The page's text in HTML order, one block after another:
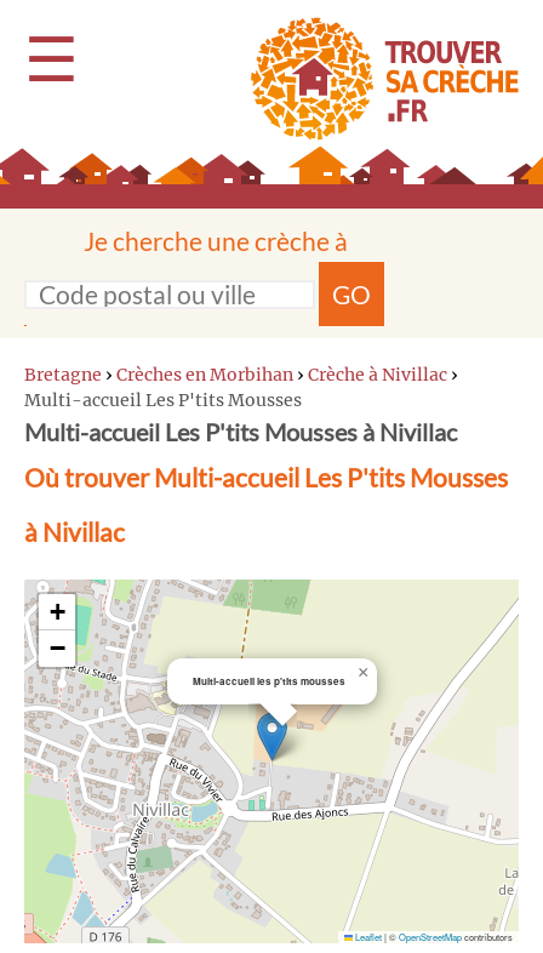
☰
Je cherche une crèche à
GO
Bretagne › Crèches en Morbihan › Crèche à Nivillac ›
Multi-accueil Les P'tits Mousses
Multi-accueil Les P'tits Mousses à Nivillac
Où trouver Multi-accueil Les P'tits Mousses
à Nivillac
Multi-accueil les p'tits mousses ×
+
−
Leaflet|©OpenStreetMapcontributors